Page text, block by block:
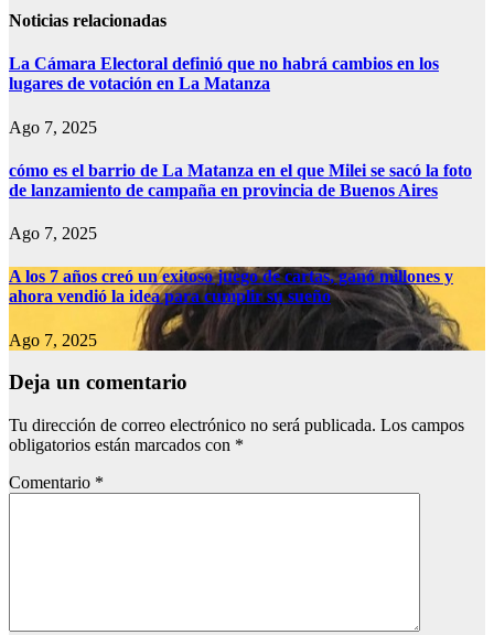
Noticias relacionadas
La Cámara Electoral definió que no habrá cambios en los
lugares de votación en La Matanza
Ago 7, 2025
cómo es el barrio de La Matanza en el que Milei se sacó la foto
de lanzamiento de campaña en provincia de Buenos Aires
Ago 7, 2025
A los 7 años creó un exitoso juego de cartas, ganó millones y
ahora vendió la idea para cumplir su sueño
Ago 7, 2025
Deja un comentario
Tu dirección de correo electrónico no será publicada. Los campos
obligatorios están marcados con *
Comentario *